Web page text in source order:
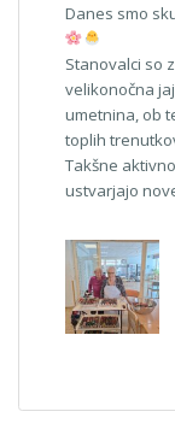
Danes smo
Stanovalci so
velikonočna
umetnina, ob
toplih
Takšne
ustvarjajo